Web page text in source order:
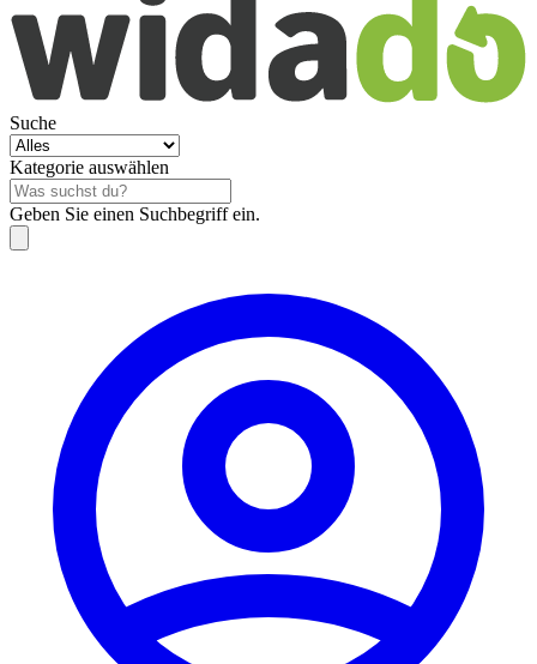
Suche
Kategorie auswählen
Geben Sie einen Suchbegriff ein.